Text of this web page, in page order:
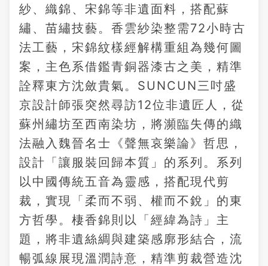
紗、織錦、宋錦等非遺面料，搭配蘇
繡、苗繡技藝。香雲紗染整需72小時古
法工藝，宋錦紋樣經解構重組為幾何圖
案，主色系借鑑青銅器漆古之美，精準
詮釋東方沈斂貴氣。SUNCUN三吋盛
京設計師張突然尋訪12位非遺匠人，從
蘇州繡坊至西南染坊，將瀕臨失傳的織
法融入魏晉名士《聲無哀樂論》哲思，
設計「讓服裝回歸本質」的系列。系列
以中國傳統五音為靈感，搭配現代剪
裁，實現「柔而不弱、權而不銳」的東
方哲學。棲香錦則以「經緯為詩」主
題，將非遺絲綢與建築感廓形結合，流
暢弧線展現溫潤詩意，精準剪裁營造沈